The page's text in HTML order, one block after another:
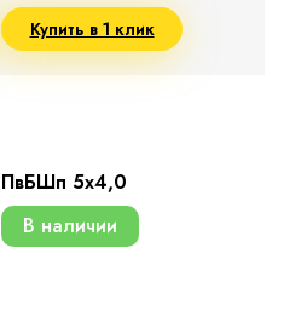
Купить в 1 клик
ПвБШп 5х4,0
В наличии